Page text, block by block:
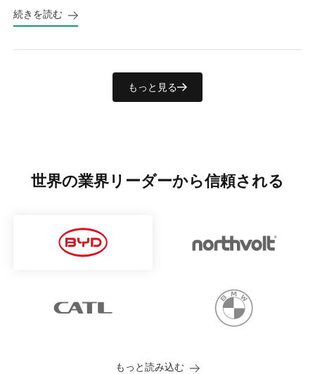
続きを読む
もっと見る
世界の業界リーダーから信頼される
もっと読み込む